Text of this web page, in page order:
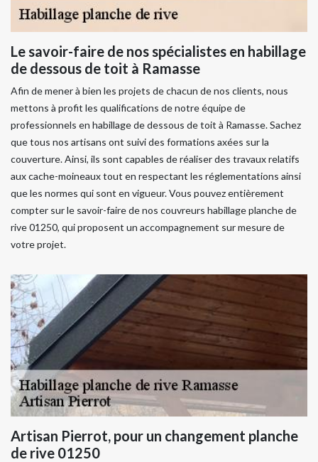
Le savoir-faire de nos spécialistes en habillage
de dessous de toit à Ramasse
Afin de mener à bien les projets de chacun de nos clients, nous
mettons à profit les qualifications de notre équipe de
professionnels en habillage de dessous de toit à Ramasse. Sachez
que tous nos artisans ont suivi des formations axées sur la
couverture. Ainsi, ils sont capables de réaliser des travaux relatifs
aux cache-moineaux tout en respectant les réglementations ainsi
que les normes qui sont en vigueur. Vous pouvez entièrement
compter sur le savoir-faire de nos couvreurs habillage planche de
rive 01250, qui proposent un accompagnement sur mesure de
votre projet.
Artisan Pierrot, pour un changement planche
de rive 01250